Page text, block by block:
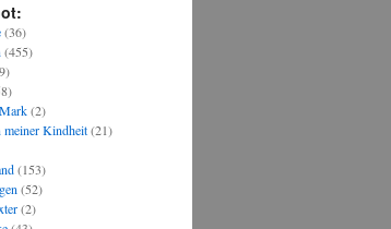
(36)
(455)
(2)
meiner Kindheit(21)
(153)
(52)
(2)